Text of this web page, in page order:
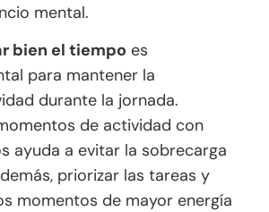
mental.
bien el tiempo es
para mantener la
durante la jornada.
de actividad con
ayuda a evitar la sobrecarga
priorizar las tareas y
momentos de mayor energía